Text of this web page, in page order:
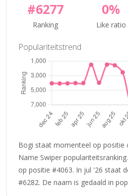
#6277
Ranking
0%
Like ratio
Populariteitstrend
Bogi staat momenteel op positie
Name Swiper
op positie #4063. In jul '26 staat
#6282. De naam is gedaald in